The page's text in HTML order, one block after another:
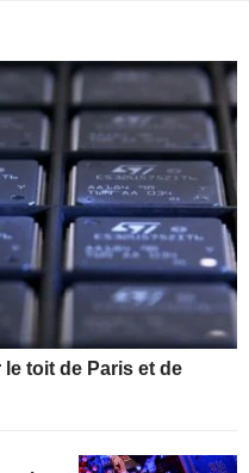
toit de Paris et de